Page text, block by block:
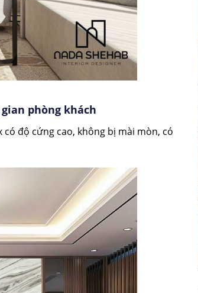
phòng khách
có độ cứng cao, không bị mài mòn, có